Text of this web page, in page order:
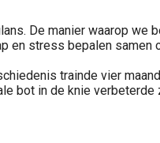
De manier waarop we
stress bepalen samen
trainde vier
bot in de knie verbeterde